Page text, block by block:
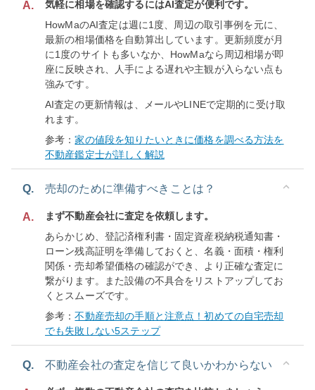
A.
気軽に相場を確認するにはAI査定が便利です。
HowMaのAI査定は週に1度、周辺の取引事例を元に、
最新の相場価格を自動算出しています。更新頻度が月
に1度のサイトも多いなか、HowMaなら周辺相場が即
座に反映され、人手による遅れや主観が入らない点も
強みです。
AI査定の更新情報は、メールやLINEで定期的に受け取
れます。
参考：家の値段を知りたいときに価格を調べる方法を
不動産鑑定士が詳しく解説
Q. 売却のために準備すべきことは？
A.
まず不動産会社に査定を依頼します。
あらかじめ、登記済権利書・固定資産税納税通知書・
ローン残高証明を準備しておくと、名義・面積・権利
関係・売却希望価格の確認ができ、より正確な査定に
繋がります。また設備の不具合をリストアップしてお
くとスムーズです。
参考：不動産売却の手順と注意点！初めての自宅売却
でも失敗しない5ステップ
Q. 不動産会社の査定を信じて良いかわからない